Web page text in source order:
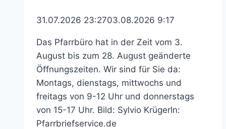
31.07.2026 23:2703.08.2026 9:17
Das Pfarrbüro hat in der Zeit vom 3.
August bis zum 28. August geänderte
Öffnungszeiten. Wir sind für Sie da:
Montags, dienstags, mittwochs und
freitags von 9-12 Uhr und donnerstags
von 15-17 Uhr. Bild: Sylvio KrügerIn:
Pfarrbriefservice.de